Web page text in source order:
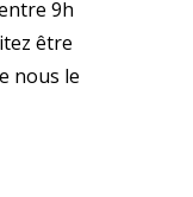
9h
être
nous le